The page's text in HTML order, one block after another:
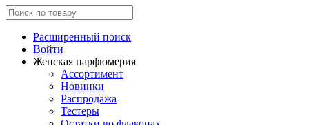
Расширенный поиск
Войти
Женская парфюмерия
Ассортимент
Новинки
Распродажа
Тестеры